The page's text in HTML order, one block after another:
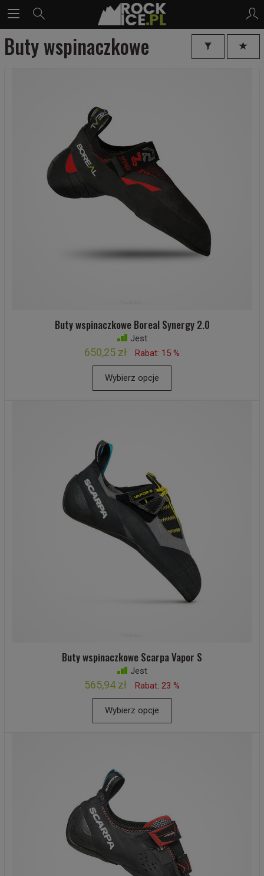
Buty wspinaczkowe
Buty wspinaczkowe Boreal Synergy 2.0
Jest
650,25 zł Rabat: 15 %
Wybierz opcje
Buty wspinaczkowe Scarpa Vapor S
Jest
565,94 zł Rabat: 23 %
Wybierz opcje